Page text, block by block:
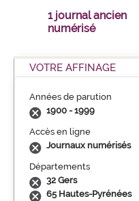
1 journal ancien
numérisé
VOTRE AFFINAGE
Années de parution
1900 - 1999
Accès en ligne
Journaux numérisés
Départements
32 Gers
65 Hautes-Pyrénées